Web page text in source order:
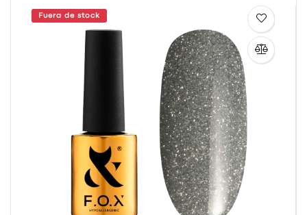
Fuera de stock